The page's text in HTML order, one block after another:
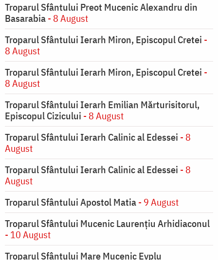
Troparul Sfântului Preot Mucenic Alexandru din
Basarabia- 8 August
Troparul Sfântului Ierarh Miron, Episcopul Cretei -
8 August
Troparul Sfântului Ierarh Miron, Episcopul Cretei -
8 August
Troparul Sfântului Ierarh Emilian Mărturisitorul,
Episcopul Cizicului - 8 August
Troparul Sfântului Ierarh Calinic al Edessei - 8
August
Troparul Sfântului Ierarh Calinic al Edessei - 8
August
Troparul Sfântului Apostol Matia- 9 August
Troparul Sfântului Mucenic Laurențiu Arhidiaconul
- 10 August
Troparul Sfântului Mare Mucenic Evplu